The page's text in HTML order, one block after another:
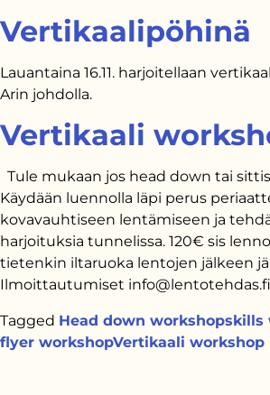
Vertikaalipöhinä
Lauantaina 16.11. harjoitellaan
Arin johdolla.
Vertikaali
Tule mukaan jos head down tai
Käydään luennolla läpi perus
kovavauhtiseen lentämiseen ja
harjoituksia tunnelissa. 120€ sis
tietenkin iltaruoka lentojen jälkeen
Ilmoittautumiset info@lentotehdas.fi
Tagged Head down workshopskills
flyer workshopVertikaali workshop